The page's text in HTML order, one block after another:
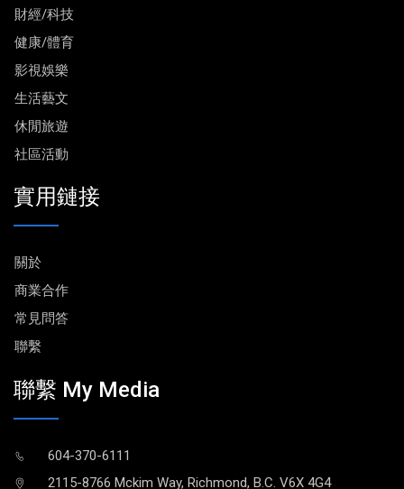
財經/科技
健康/體育
影視娛樂
生活藝文
休閒旅遊
社區活動
實用鏈接
關於
商業合作
常見問答
聯繫
聯繫 My Media
604-370-6111
2115-8766 Mckim Way, Richmond, B.C. V6X 4G4